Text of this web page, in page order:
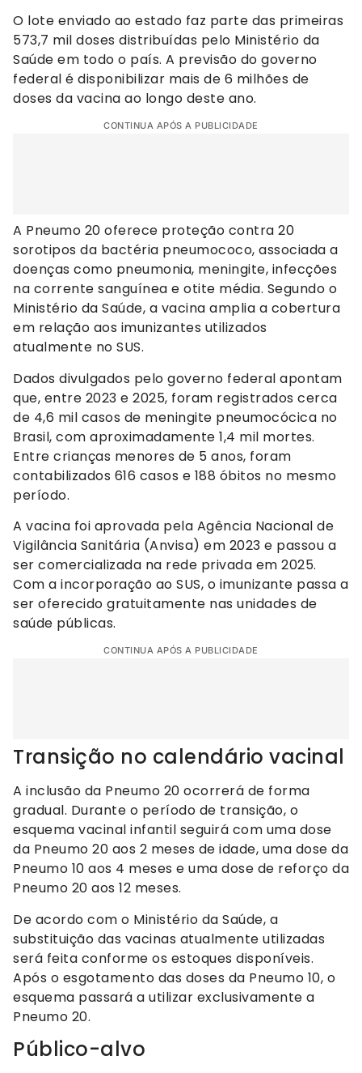
O lote enviado ao estado faz parte das primeiras
573,7 mil doses distribuídas pelo Ministério da
Saúde em todo o país. A previsão do governo
federal é disponibilizar mais de 6 milhões de
doses da vacina ao longo deste ano.
CONTINUA APÓS A PUBLICIDADE
A Pneumo 20 oferece proteção contra 20
sorotipos da bactéria pneumococo, associada a
doenças como pneumonia, meningite, infecções
na corrente sanguínea e otite média. Segundo o
Ministério da Saúde, a vacina amplia a cobertura
em relação aos imunizantes utilizados
atualmente no SUS.
Dados divulgados pelo governo federal apontam
que, entre 2023 e 2025, foram registrados cerca
de 4,6 mil casos de meningite pneumocócica no
Brasil, com aproximadamente 1,4 mil mortes.
Entre crianças menores de 5 anos, foram
contabilizados 616 casos e 188 óbitos no mesmo
período.
A vacina foi aprovada pela Agência Nacional de
Vigilância Sanitária (Anvisa) em 2023 e passou a
ser comercializada na rede privada em 2025.
Com a incorporação ao SUS, o imunizante passa a
ser oferecido gratuitamente nas unidades de
saúde públicas.
CONTINUA APÓS A PUBLICIDADE
Transição no calendário vacinal
A inclusão da Pneumo 20 ocorrerá de forma
gradual. Durante o período de transição, o
esquema vacinal infantil seguirá com uma dose
da Pneumo 20 aos 2 meses de idade, uma dose da
Pneumo 10 aos 4 meses e uma dose de reforço da
Pneumo 20 aos 12 meses.
De acordo com o Ministério da Saúde, a
substituição das vacinas atualmente utilizadas
será feita conforme os estoques disponíveis.
Após o esgotamento das doses da Pneumo 10, o
esquema passará a utilizar exclusivamente a
Pneumo 20.
Público-alvo